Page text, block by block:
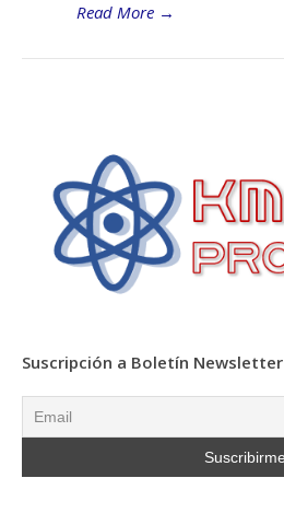
Read More →
Suscripción a Boletín Newsletter